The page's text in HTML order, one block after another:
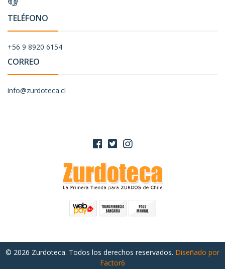
TELÉFONO
+56 9 8920 6154
CORREO
info@zurdoteca.cl
© 2026 Zurdoteca. Todos los derechos reservados. Diseñado por
Factor6